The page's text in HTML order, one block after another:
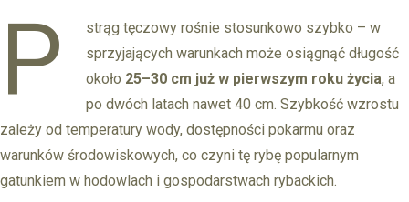
P
strąg tęczowy rośnie stosunkowo szybko – w
sprzyjających warunkach może osiągnąć długość
około 25–30 cm już w pierwszym roku życia, a
po dwóch latach nawet 40 cm. Szybkość wzrostu
zależy od temperatury wody, dostępności pokarmu oraz
warunków środowiskowych, co czyni tę rybę popularnym
gatunkiem w hodowlach i gospodarstwach rybackich.